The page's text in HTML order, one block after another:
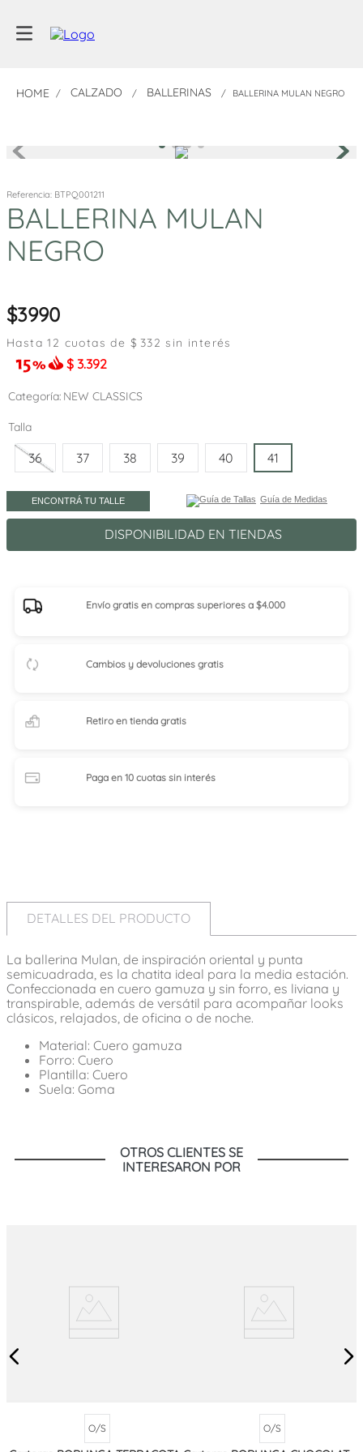
CALZADO BALLERINAS BALLERINA MULAN NEGRO
Referencia: BTPQ001211
BALLERINA MULAN
NEGRO
3990
Hasta12 cuotas de $ 332 sin interés
$ 3.392
Categoría NEW CLASSICS
Talla
36 37 38 39 40 41
ENCONTRÁ TU TALLE Guía de Medidas
DISPONIBILIDAD EN TIENDAS
Envío gratis en compras superiores a $4.000
Cambios y devoluciones gratis
Retiro en tiendagratis
Paga en 10 cuotassin interés
DETALLES DEL PRODUCTO
La ballerina Mulan, de inspiración oriental y punta
semicuadrada, es la chatita ideal para la media estación.
Confeccionada en cuero gamuza y sin forro, es liviana y
transpirable, además de versátil para acompañar looks
clásicos, relajados, de oficina o de noche.
Material: Cuero gamuza
Forro: Cuero
Plantilla: Cuero
Suela: Goma
OTROS CLIENTES SE
INTERESARON POR
O/S O/S